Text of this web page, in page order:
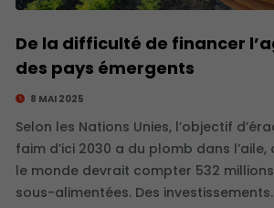
De la difficulté de financer
des pays émergents
8 MAI 2025
Selon les Nations Unies, l’objectif
faim d’ici 2030 a du plomb dans
le monde devrait compter 532
sous-alimentées. Des investissements.